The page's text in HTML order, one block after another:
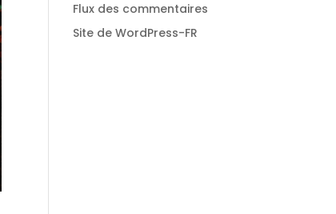
Flux des commentaires
Site de WordPress-FR